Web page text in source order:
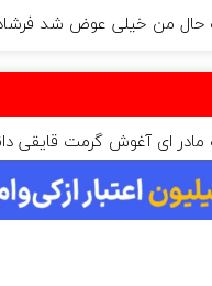
حال من خیلی عوض شد
مادر ای آغوش گرمت قایقی
حواشی علیرضا فتوحی
به هوایه دیدنه تو پر میگیریم